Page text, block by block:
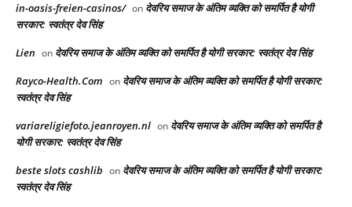
in-oasis-freien-casinos/ on देवरिय समाज के अंतिम व्यक्ति को समर्पित है योगी
सरकार: स्वतंत्र देव सिंह
Lien on देवरिय समाज के अंतिम व्यक्ति को समर्पित है योगी सरकार: स्वतंत्र देव सिंह
Rayco-Health.Com on देवरिय समाज के अंतिम व्यक्ति को समर्पित है योगी सरकार:
स्वतंत्र देव सिंह
variareligiefoto.jeanroyen.nl on देवरिय समाज के अंतिम व्यक्ति को समर्पित है
योगी सरकार: स्वतंत्र देव सिंह
beste slots cashlib on देवरिय समाज के अंतिम व्यक्ति को समर्पित है योगी सरकार:
स्वतंत्र देव सिंह